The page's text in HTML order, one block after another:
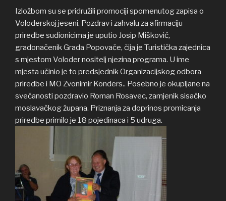
Izložbom su se pridružili promociji spomenutog zapisa o
Voloderskoj jeseni. Pozdrav i zahvalu za afirmaciju
priredbe sudionicima je uputio Josip Mišković,
gradonačenik Grada Popovače, čija je Turistička zajednica
s mjestom Voloder nositelj njezina programa. U ime
mjesta učinio je to predsjednik Organizacijskog odbora
priredbe i MO Zvonimir Konders.. Posebno je okupljane na
svečanosti pozdravio Roman Rosavec, zamjenik sisačko
moslavačkog župana. Priznanja za doprinos promicanja
priredbe primilo je 18 pojedinaca i 5 udruga.